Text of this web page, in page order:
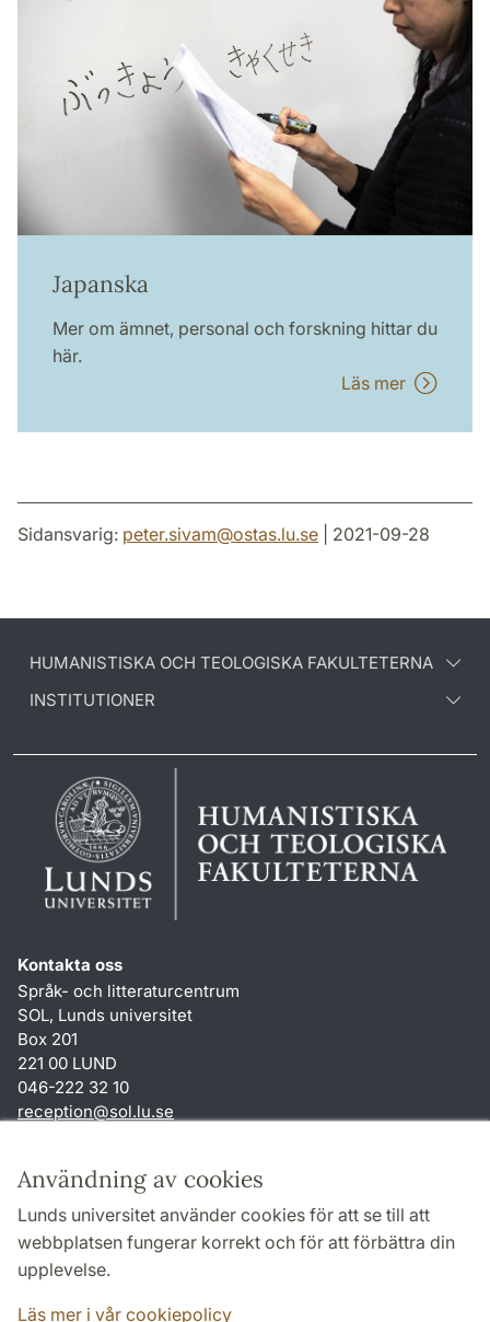
Användning av cookies
Lunds universitet använder cookies för att se till att
webbplatsen fungerar korrekt och för att förbättra din
upplevelse.
Läs mer i vår cookiepolicy
Japanska
Mer om ämnet, personal och forskning hittar du
här.
Läs mer
Sidansvarig: peter.sivam@ostas.lu.se | 2021-09-28
HUMANISTISKA OCH TEOLOGISKA FAKULTETERNA
INSTITUTIONER
Kontakta oss
Språk- och litteraturcentrum
SOL, Lunds universitet
Box 201
221 00 LUND
046-222 32 10
reception@sol.lu.se
Genvägar
Om webbplatsen och cookies
Behandling av personuppgifter
Tillgänglighetsredogörelse